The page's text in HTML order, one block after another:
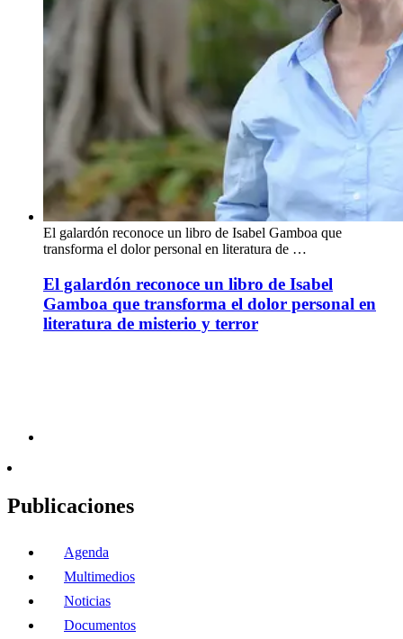
El galardón reconoce un libro de Isabel Gamboa que
transforma el dolor personal en literatura de …
El galardón reconoce un libro de Isabel
Gamboa que transforma el dolor personal en
literatura de misterio y terror
Publicaciones
Agenda
Multimedios
Noticias
Documentos